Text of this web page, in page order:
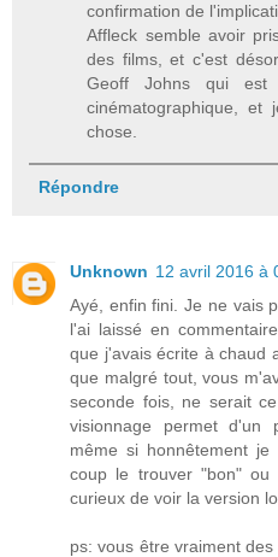
confirmation de
Affleck semble avoir
des films, et c'est
Geoff Johns qui
cinématographique,
chose.
Répondre
Unknown 12 avril 2016 à
Ayé, enfin fini. Je ne vais
l'ai laissé en
que j'avais écrite à chaud
que malgré tout, vous
seconde fois, ne serait
visionnage permet d'un
même si honnêtement
coup le trouver "bon" ou
curieux de voir la version
ps: vous être vraiment